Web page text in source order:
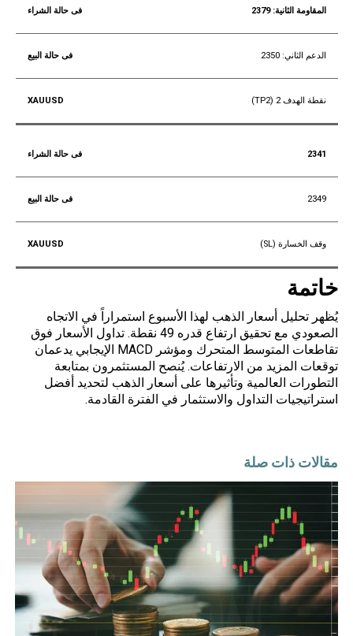
المقاومة الثانية: 2379
الدعم الثاني: 2350
نقطة الهدف 2 (TP2)
2341
2349
وقف الخسارة (SL)
خاتمة
يُظهر تحليل أسعار الذهب لهذا الأسبوع استمراراً في الاتجاه
الصعودي مع تحقيق ارتفاع قدره 49 نقطة. تداول الأسعار فوق
تقاطعات المتوسط المتحرك ومؤشر MACD الإيجابي يدعمان
توقعات المزيد من الارتفاعات. يُنصح المستثمرون بمتابعة
التطورات العالمية وتأثيرها على أسعار الذهب لتحديد أفضل
استراتيجيات التداول والاستثمار في الفترة القادمة.
مقالات ذات صلة